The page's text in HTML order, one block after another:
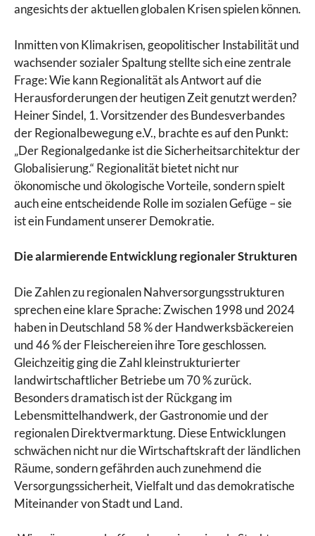
angesichts der aktuellen globalen Krisen spielen können.
Inmitten von Klimakrisen, geopolitischer Instabilität und
wachsender sozialer Spaltung stellte sich eine zentrale
Frage: Wie kann Regionalität als Antwort auf die
Herausforderungen der heutigen Zeit genutzt werden?
Heiner Sindel, 1. Vorsitzender des Bundesverbandes
der Regionalbewegung e.V., brachte es auf den Punkt:
„Der Regionalgedanke ist die Sicherheitsarchitektur der
Globalisierung.“ Regionalität bietet nicht nur
ökonomische und ökologische Vorteile, sondern spielt
auch eine entscheidende Rolle im sozialen Gefüge – sie
ist ein Fundament unserer Demokratie.
Die alarmierende Entwicklung regionaler Strukturen
Die Zahlen zu regionalen Nahversorgungsstrukturen
sprechen eine klare Sprache: Zwischen 1998 und 2024
haben in Deutschland 58 % der Handwerksbäckereien
und 46 % der Fleischereien ihre Tore geschlossen.
Gleichzeitig ging die Zahl kleinstrukturierter
landwirtschaftlicher Betriebe um 70 % zurück.
Besonders dramatisch ist der Rückgang im
Lebensmittelhandwerk, der Gastronomie und der
regionalen Direktvermarktung. Diese Entwicklungen
schwächen nicht nur die Wirtschaftskraft der ländlichen
Räume, sondern gefährden auch zunehmend die
Versorgungssicherheit, Vielfalt und das demokratische
Miteinander von Stadt und Land.